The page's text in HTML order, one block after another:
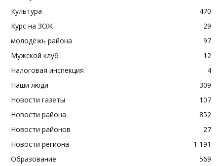
Культура
470
Курс на ЗОЖ
29
молодёжь района
97
Мужской клуб
12
Налоговая инспекция
4
Наши люди
309
Новости газеты
107
Новости района
852
Новости районов
27
Новости региона
1 191
Образование
569